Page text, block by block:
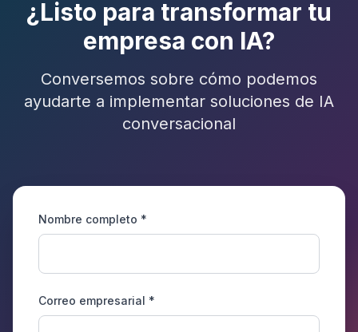
¿Listo para transformar tu
empresa con IA?
Conversemos sobre cómo podemos
ayudarte a implementar soluciones de IA
conversacional
Nombre completo *
Correo empresarial *